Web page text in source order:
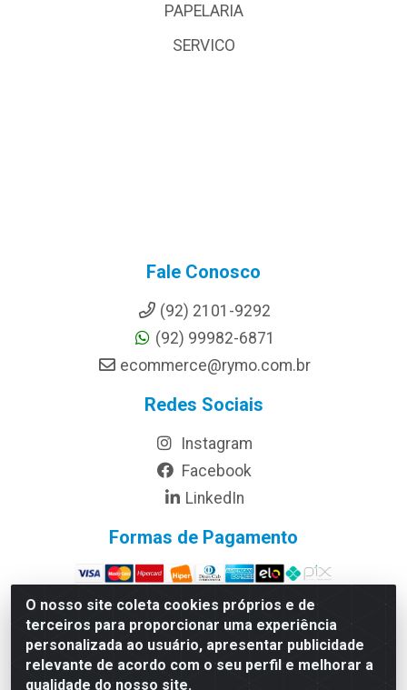
O nosso site coleta cookies próprios e de
terceiros para proporcionar uma experiência
personalizada ao usuário, apresentar publicidade
relevante de acordo com o seu perfil e melhorar a
qualidade do nosso site.
PAPELARIA
SERVICO
Fale Conosco
(92) 2101-9292
(92) 99982-6871
ecommerce@rymo.com.br
Redes Sociais
Instagram
Facebook
LinkedIn
Formas de Pagamento
Rymo Imagem e Produtos Gráficos da Amazonia LTDA -
Av. Ajuricaba, 379 - Cachoeirinha, Manaus/AM - CEP
69065-110 - CNPJ 14.220.230.0001-70